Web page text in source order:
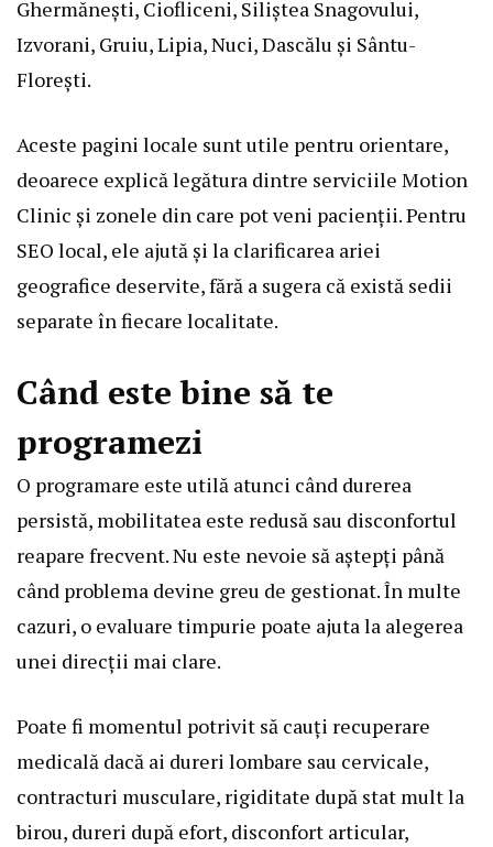
Ghermănești, Ciofliceni, Siliștea Snagovului,
Izvorani, Gruiu,Lipia,Nuci,Dascălu și Sântu-
Florești.
Aceste pagini locale sunt utile pentru orientare,
deoarece explică legătura dintre serviciile Motion
Clinic și zonele din care pot veni pacienții. Pentru
SEO local, ele ajută și la clarificarea ariei
geografice deservite, fără a sugera că există sedii
separate în fiecare localitate.
Când este bine să te
programezi
O programare este utilă atunci când durerea
persistă, mobilitatea este redusă sau disconfortul
reapare frecvent. Nu este nevoie să aștepți până
când problema devine greu de gestionat. În multe
cazuri, o evaluare timpurie poate ajuta la alegerea
unei direcții mai clare.
Poate fi momentul potrivit să cauți recuperare
medicală dacă ai dureri lombare sau cervicale,
contracturi musculare, rigiditate după stat mult la
birou, dureri după efort, disconfort articular,